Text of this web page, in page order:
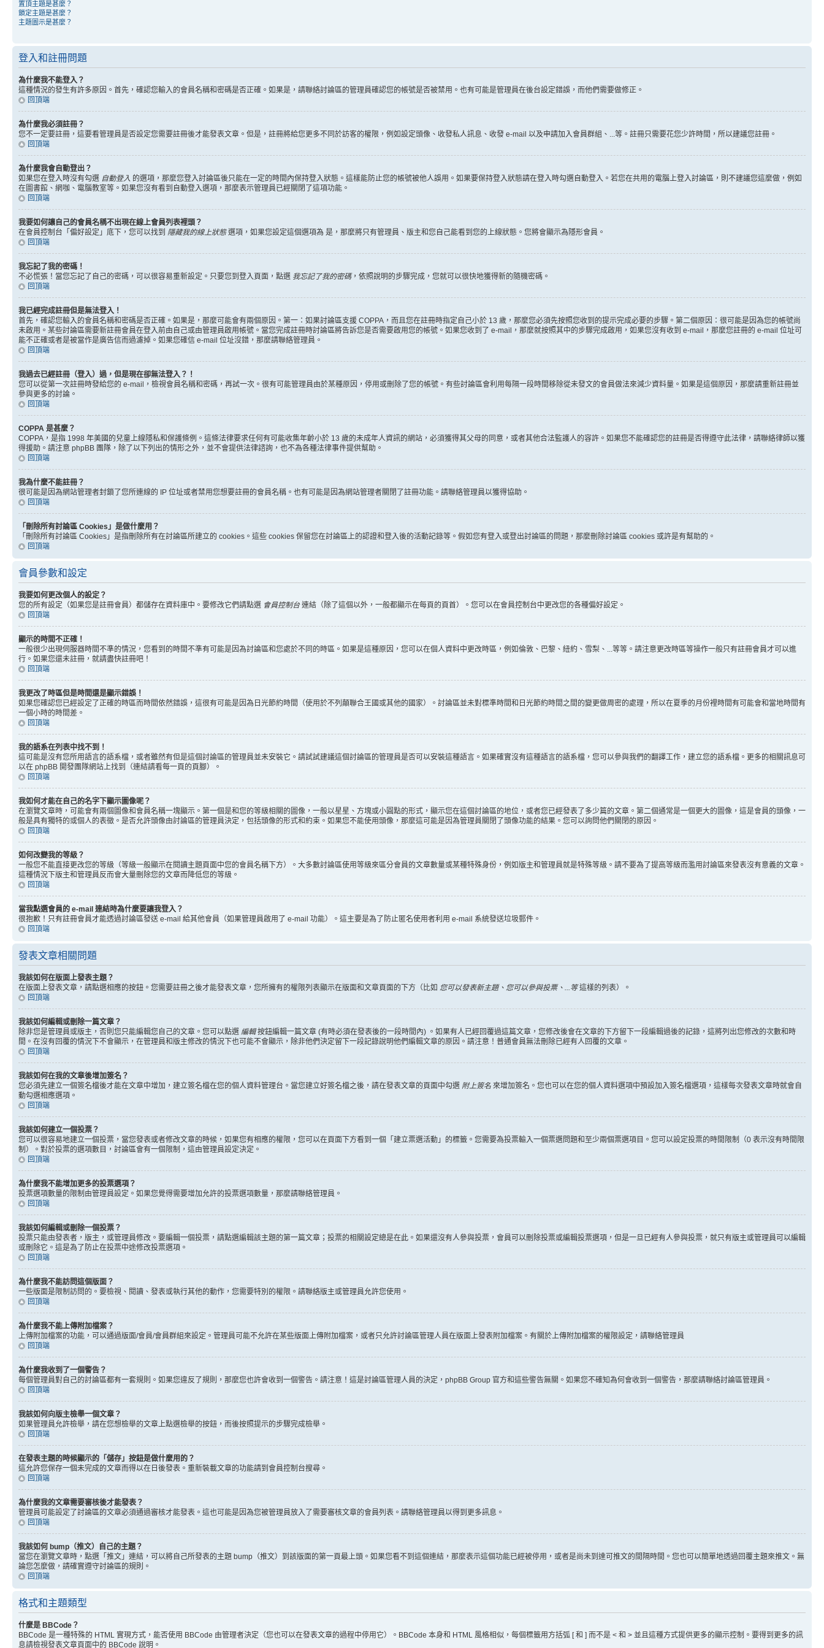
置頂主題是甚麼？
鎖定主題是甚麼？
主題圖示是甚麼？
登入和註冊問題
為什麼我不能登入？
這種情況的發生有許多原因。首先，確認您輸入的會員名稱和密碼是否正確。如果是，請聯絡討論區的管理員確認您的帳號是否被禁用。也有可能是管理員在後台設定錯誤，而他們需要做修正。
回頂端
為什麼我必須註冊？
您不一定要註冊，這要看管理員是否設定您需要註冊後才能發表文章。但是，註冊將給您更多不同於訪客的權限，例如設定頭像、收發私人訊息、收發 e-mail 以及申請加入會員群組、...等。註冊只需要花您少許時間，所以建議您註冊。
回頂端
為什麼我會自動登出？
如果您在登入時沒有勾選 自動登入 的選項，那麼您登入討論區後只能在一定的時間內保持登入狀態。這樣能防止您的帳號被他人誤用。如果要保持登入狀態請在登入時勾選自動登入。若您在共用的電腦上登入討論區，則不建議您這麼做，例如
在圖書館、網咖、電腦教室等。如果您沒有看到自動登入選項，那麼表示管理員已經關閉了這項功能。
回頂端
我要如何讓自己的會員名稱不出現在線上會員列表裡頭？
在會員控制台「偏好設定」底下，您可以找到 隱藏我的線上狀態選項，如果您設定這個選項為 是 ，那麼將只有管理員、版主和您自己能看到您的上線狀態。您將會顯示為隱形會員。
回頂端
我忘記了我的密碼！
不必慌張！當您忘記了自己的密碼，可以很容易重新設定。只要您到登入頁面，點選 我忘記了我的密碼，依照說明的步驟完成，您就可以很快地獲得新的隨機密碼。
回頂端
我已經完成註冊但是無法登入！
首先，確認您輸入的會員名稱和密碼是否正確。如果是，那麼可能會有兩個原因。第一：如果討論區支援 COPPA，而且您在註冊時指定自己小於 13 歲，那麼您必須先按照您收到的提示完成必要的步驟。第二個原因：很可能是因為您的帳號尚
未啟用。某些討論區需要新註冊會員在登入前由自己或由管理員啟用帳號。當您完成註冊時討論區將告訴您是否需要啟用您的帳號。如果您收到了 e-mail，那麼就按照其中的步驟完成啟用，如果您沒有收到 e-mail，那麼您註冊的 e-mail 位址可
能不正確或者是被當作是廣告信而過濾掉。如果您確信 e-mail 位址沒錯，那麼請聯絡管理員。
回頂端
我過去已經註冊（登入）過，但是現在卻無法登入？！
您可以從第一次註冊時發給您的 e-mail，檢視會員名稱和密碼，再試一次。很有可能管理員由於某種原因，停用或刪除了您的帳號。有些討論區會利用每隔一段時間移除從未發文的會員做法來減少資料量。如果是這個原因，那麼請重新註冊並
參與更多的討論。
回頂端
COPPA 是甚麼？
COPPA，是指 1998 年美國的兒童上線隱私和保護條例。這條法律要求任何有可能收集年齡小於 13 歲的未成年人資訊的網站，必須獲得其父母的同意，或者其他合法監護人的容許。如果您不能確認您的註冊是否得遵守此法律，請聯絡律師以獲
得援助。請注意 phpBB 團隊，除了以下列出的情形之外，並不會提供法律諮詢，也不為各種法律事件提供幫助。
回頂端
我為什麼不能註冊？
很可能是因為網站管理者封鎖了您所連線的 IP 位址或者禁用您想要註冊的會員名稱。也有可能是因為網站管理者關閉了註冊功能。請聯絡管理員以獲得協助。
回頂端
「刪除所有討論區 Cookies」是做什麼用？
「刪除所有討論區 Cookies」是指刪除所有在討論區所建立的 cookies。這些 cookies 保留您在討論區上的認證和登入後的活動記錄等。假如您有登入或登出討論區的問題，那麼刪除討論區 cookies 或許是有幫助的。
回頂端
會員參數和設定
我要如何更改個人的設定？
您的所有設定（如果您是註冊會員）都儲存在資料庫中。要修改它們請點選 會員控制台連結（除了這個以外，一般都顯示在每頁的頁首）。您可以在會員控制台中更改您的各種偏好設定。
回頂端
顯示的時間不正確！
一般很少出現伺服器時間不準的情況，您看到的時間不準有可能是因為討論區和您處於不同的時區。如果是這種原因，您可以在個人資料中更改時區，例如倫敦、巴黎、紐約、雪梨、...等等。請注意更改時區等操作一般只有註冊會員才可以進
行。如果您還未註冊，就請盡快註冊吧！
回頂端
我更改了時區但是時間還是顯示錯誤！
如果您確認您已經設定了正確的時區而時間依然錯誤，這很有可能是因為日光節約時間（使用於不列顛聯合王國或其他的國家）。討論區並未對標準時間和日光節約時間之間的變更做周密的處理，所以在夏季的月份裡時間有可能會和當地時間有
一個小時的時間差。
回頂端
我的語系在列表中找不到！
這可能是沒有您所用語言的語系檔，或者雖然有但是這個討論區的管理員並未安裝它。請試試建議這個討論區的管理員是否可以安裝這種語言。如果確實沒有這種語言的語系檔，您可以參與我們的翻譯工作，建立您的語系檔。更多的相關訊息可
以在 phpBB 開發團隊網站上找到（連結請看每一頁的頁腳）。
回頂端
我如何才能在自己的名字下顯示圖像呢？
在瀏覽文章時，可能會有兩個圖像和會員名稱一塊顯示。第一個是和您的等級相關的圖像，一般以星星、方塊或小圓點的形式，顯示您在這個討論區的地位，或者您已經發表了多少篇的文章。第二個通常是一個更大的圖像，這是會員的頭像，一
般是具有獨特的或個人的表徵。是否允許頭像由討論區的管理員決定，包括頭像的形式和約束。如果您不能使用頭像，那麼這可能是因為管理員關閉了頭像功能的結果。您可以詢問他們關閉的原因。
回頂端
如何改變我的等級？
一般您不能直接更改您的等級（等級一般顯示在閱讀主題頁面中您的會員名稱下方）。大多數討論區使用等級來區分會員的文章數量或某種特殊身份，例如版主和管理員就是特殊等級。請不要為了提高等級而濫用討論區來發表沒有意義的文章。
這種情況下版主和管理員反而會大量刪除您的文章而降低您的等級。
回頂端
當我點選會員的 e-mail 連結時為什麼要讓我登入？
很抱歉！只有註冊會員才能透過討論區發送 e-mail 給其他會員（如果管理員啟用了 e-mail 功能）。這主要是為了防止匿名使用者利用 e-mail 系統發送垃圾郵件。
回頂端
發表文章相關問題
我該如何在版面上發表主題？
在版面上發表文章，請點選相應的按鈕。您需要註冊之後才能發表文章，您所擁有的權限列表顯示在版面和文章頁面的下方（比如 您可以發表新主題、您可以參與投票、...等這樣的列表）。
回頂端
我該如何編輯或刪除一篇文章？
除非您是管理員或版主，否則您只能編輯您自己的文章。您可以點選 編輯按鈕編輯一篇文章 (有時必須在發表後的一段時間內) 。如果有人已經回覆過這篇文章，您修改後會在文章的下方留下一段編輯過後的記錄，這將列出您修改的次數和時
間。在沒有回覆的情況下不會顯示，在管理員和版主修改的情況下也可能不會顯示，除非他們決定留下一段記錄說明他們編輯文章的原因。請注意！普通會員無法刪除已經有人回覆的文章。
回頂端
我該如何在我的文章後增加簽名？
您必須先建立一個簽名檔後才能在文章中增加，建立簽名檔在您的個人資料管理台。當您建立好簽名檔之後，請在發表文章的頁面中勾選 附上簽名 來增加簽名。您也可以在您的個人資料選項中預設加入簽名檔選項，這樣每次發表文章時就會自
動勾選相應選項。
回頂端
我該如何建立一個投票？
您可以很容易地建立一個投票，當您發表或者修改文章的時候，如果您有相應的權限，您可以在頁面下方看到一個「建立票選活動」的標籤。您需要為投票輸入一個票選問題和至少兩個票選項目。您可以設定投票的時間限制（0 表示沒有時間限
制）。對於投票的選項數目，討論區會有一個限制，這由管理員設定決定。
回頂端
為什麼我不能增加更多的投票選項？
投票選項數量的限制由管理員設定。如果您覺得需要增加允許的投票選項數量，那麼請聯絡管理員。
回頂端
我該如何編輯或刪除一個投票？
投票只能由發表者，版主，或管理員修改。要編輯一個投票，請點選編輯該主題的第一篇文章；投票的相關設定總是在此。如果還沒有人參與投票，會員可以刪除投票或編輯投票選項，但是一旦已經有人參與投票，就只有版主或管理員可以編輯
或刪除它。這是為了防止在投票中途修改投票選項。
回頂端
為什麼我不能訪問這個版面？
一些版面是限制訪問的。要檢視、閱讀、發表或執行其他的動作，您需要特別的權限。請聯絡版主或管理員允許您使用。
回頂端
為什麼我不能上傳附加檔案？
上傳附加檔案的功能，可以通過版面/會員/會員群組來設定。管理員可能不允許在某些版面上傳附加檔案，或者只允許討論區管理人員在版面上發表附加檔案。有關於上傳附加檔案的權限設定，請聯絡管理員
回頂端
為什麼我收到了一個警告？
每個管理員對自己的討論區都有一套規則。如果您違反了規則，那麼您也許會收到一個警告。請注意！這是討論區管理人員的決定，phpBB Group 官方和這些警告無關。如果您不確知為何會收到一個警告，那麼請聯絡討論區管理員。
回頂端
我該如何向版主檢舉一個文章？
如果管理員允許檢舉，請在您想檢舉的文章上點選檢舉的按鈕，而後按照提示的步驟完成檢舉。
回頂端
在發表主題的時候顯示的「儲存」按鈕是做什麼用的？
這允許您保存一個未完成的文章而得以在日後發表。重新裝載文章的功能請到會員控制台搜尋。
回頂端
為什麼我的文章需要審核後才能發表？
管理員可能設定了討論區的文章必須通過審核才能發表。這也可能是因為您被管理員放入了需要審核文章的會員列表。請聯絡管理員以得到更多訊息。
回頂端
我該如何 bump（推文）自己的主題？
當您在瀏覽文章時，點選「推文」連結，可以將自己所發表的主題 bump（推文）到該版面的第一頁最上頭。如果您看不到這個連結，那麼表示這個功能已經被停用，或者是尚未到達可推文的間隔時間。您也可以簡單地透過回覆主題來推文。無
論您怎麼做，請確實遵守討論區的規則。
回頂端
格式和主題類型
什麼是 BBCode？
BBCode 是一種特殊的 HTML 實現方式，能否使用 BBCode 由管理者決定（您也可以在發表文章的過程中停用它）。BBCode 本身和 HTML 風格相似，每個標籤用方括弧 [ 和 ] 而不是 < 和 > 並且這種方式提供更多的顯示控制。要得到更多的訊
息請檢視發表文章頁面中的 BBCode 說明。